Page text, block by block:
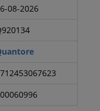
08-2026